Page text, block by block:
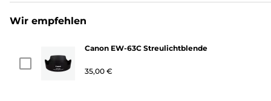
Wir empfehlen
Canon EW-63C Streulichtblende
35,00 €